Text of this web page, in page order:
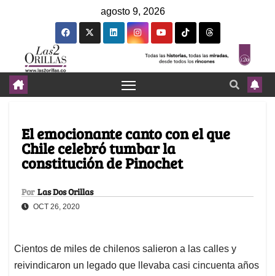
agosto 9, 2026
El emocionante canto con el que
Chile celebró tumbar la
constitución de Pinochet
Por Las Dos Orillas
OCT 26, 2020
Cientos de miles de chilenos salieron a las calles y
reivindicaron un legado que llevaba casi cincuenta años